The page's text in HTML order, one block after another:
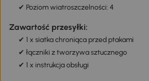
✔ Poziom wiatroszczelności: 4
Zawartość przesyłki:
✔ 1 x siatka chroniąca przed ptakami
✔ łączniki z tworzywa sztucznego
✔ 1 x instrukcja obsługi